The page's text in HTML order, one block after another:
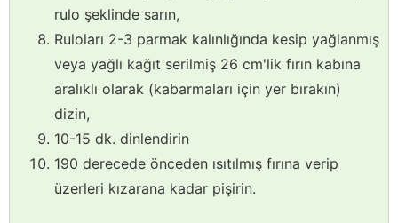
rulo şeklinde sarın,
Ruloları 2-3 parmak kalınlığında kesip yağlanmış
veya yağlı kağıt serilmiş 26 cm'lik fırın kabına
aralıklı olarak (kabarmaları için yer bırakın)
dizin,
10-15 dk. dinlendirin
190 derecede önceden ısıtılmış fırına verip
üzerleri kızarana kadar pişirin.